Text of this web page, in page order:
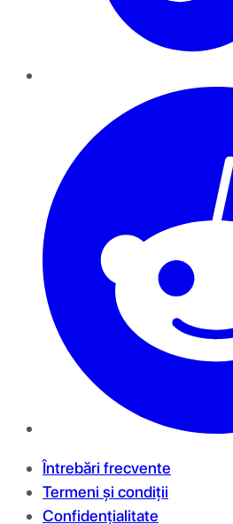
Întrebări frecvente
Termeni și condiții
Confidențialitate